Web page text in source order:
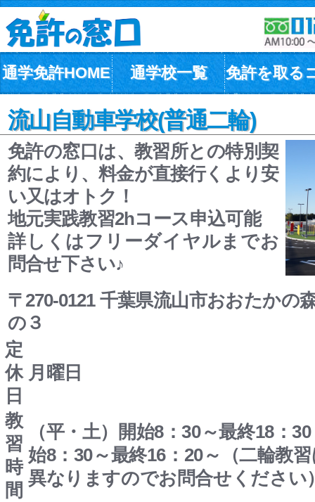
通学免許HOME 通学校一覧 免許を取る
流山自動車学校(普通二輪)
免許の窓口は、教習所との特別契
約により、料金が直接行くより安
い又はオトク！
地元実践教習2hコース申込可能
詳しくはフリーダイヤルまでお
問合せ下さい♪
〒270-0121 千葉県流山市おおたかの
の３
定
休
日
月曜日
教
習
時
間
（平・土）開始8：30～最終18：
始8：30～最終16：20～（二輪教
異なりますのでお問合せください